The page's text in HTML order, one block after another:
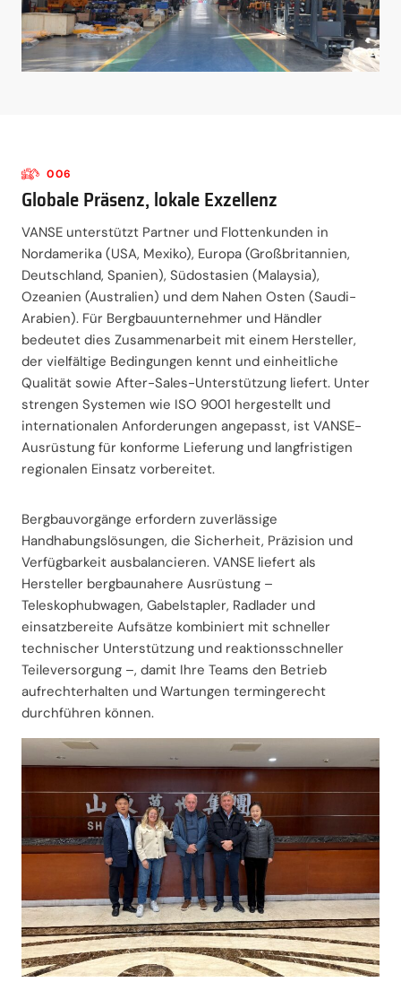
006
Globale Präsenz, lokale Exzellenz
VANSE unterstützt Partner und Flottenkunden in
Nordamerika (USA, Mexiko), Europa (Großbritannien,
Deutschland, Spanien), Südostasien (Malaysia),
Ozeanien (Australien) und dem Nahen Osten (Saudi-
Arabien). Für Bergbauunternehmer und Händler
bedeutet dies Zusammenarbeit mit einem Hersteller,
der vielfältige Bedingungen kennt und einheitliche
Qualität sowie After-Sales-Unterstützung liefert. Unter
strengen Systemen wie ISO 9001 hergestellt und
internationalen Anforderungen angepasst, ist VANSE-
Ausrüstung für konforme Lieferung und langfristigen
regionalen Einsatz vorbereitet.
Bergbauvorgänge erfordern zuverlässige
Handhabungslösungen, die Sicherheit, Präzision und
Verfügbarkeit ausbalancieren. VANSE liefert als
Hersteller bergbaunahere Ausrüstung –
Teleskophubwagen, Gabelstapler, Radlader und
einsatzbereite Aufsätze kombiniert mit schneller
technischer Unterstützung und reaktionsschneller
Teileversorgung –, damit Ihre Teams den Betrieb
aufrechterhalten und Wartungen termingerecht
durchführen können.